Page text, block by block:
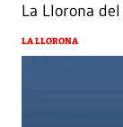
La Llorona
LA LLORONA